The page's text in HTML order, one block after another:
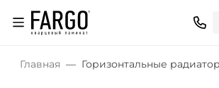
Главная Горизонтальные